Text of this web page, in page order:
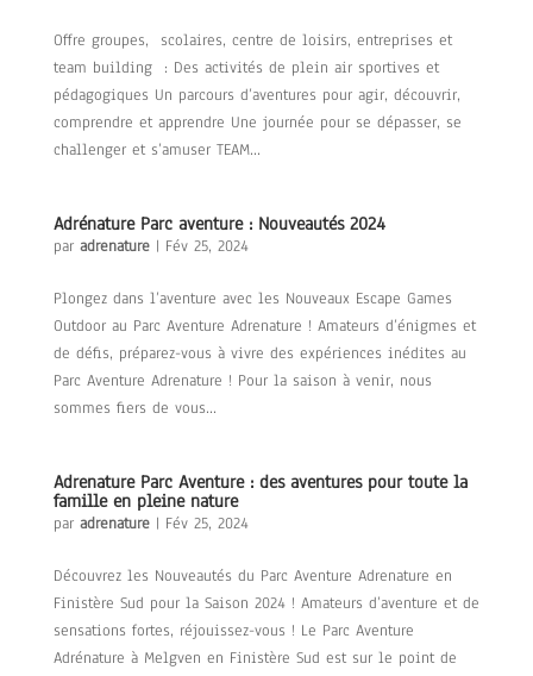
Offre groupes, scolaires, centre de loisirs, entreprises et
team building : Des activités de plein air sportives et
pédagogiques Un parcours d’aventures pour agir, découvrir,
comprendre et apprendre Une journée pour se dépasser, se
challenger et s’amuser TEAM...
Adrénature Parc aventure : Nouveautés 2024
par adrenature| Fév 25, 2024
Plongez dans l’aventure avec les Nouveaux Escape Games
Outdoor au Parc Aventure Adrenature ! Amateurs d’énigmes et
de défis, préparez-vous à vivre des expériences inédites au
Parc Aventure Adrenature ! Pour la saison à venir, nous
sommes fiers de vous...
Adrenature Parc Aventure : des aventures pour toute la
famille en pleine nature
par adrenature| Fév 25, 2024
Découvrez les Nouveautés du Parc Aventure Adrenature en
Finistère Sud pour la Saison 2024 ! Amateurs d’aventure et de
sensations fortes, réjouissez-vous ! Le Parc Aventure
Adrénature à Melgven en Finistère Sud est sur le point de